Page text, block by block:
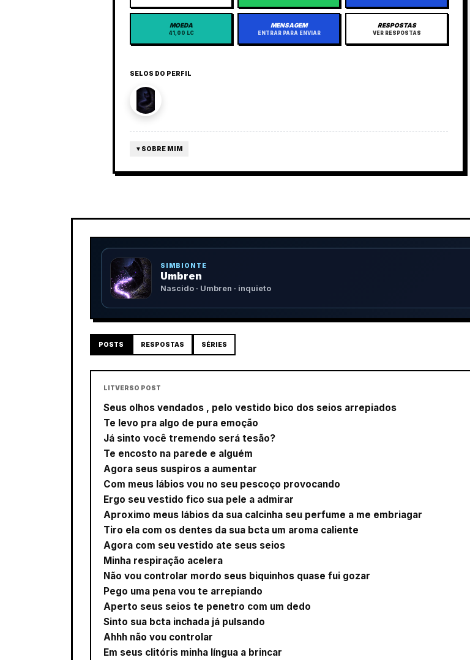
MOEDA
41,00 LC
MENSAGEM
ENTRAR PARA ENVIAR
RESPOSTAS
VER RESPOSTAS
SELOS DO PERFIL
▼ SOBRE MIM
SIMBIONTE
Umbren
Nascido · Umbren · inquieto
POSTS RESPOSTAS SÉRIES
LITVERSO POST
Seus olhos vendados , pelo vestido bico dos seios arrepiados
Te levo pra algo de pura emoção
Já sinto você tremendo será tesão?
Te encosto na parede e alguém
Agora seus suspiros a aumentar
Com meus lábios vou no seu pescoço provocando
Ergo seu vestido fico sua pele a admirar
Aproximo meus lábios da sua calcinha seu perfume a me embriagar
Tiro ela com os dentes da sua bcta um aroma caliente
Agora com seu vestido ate seus seios
Minha respiração acelera
Não vou controlar mordo seus biquinhos quase fui gozar
Pego uma pena vou te arrepiando
Aperto seus seios te penetro com um dedo
Sinto sua bcta inchada já pulsando
Ahhh não vou controlar
Em seus clitóris minha língua a brincar